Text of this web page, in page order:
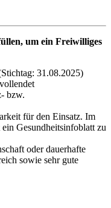
um ein Freiwilliges
31.08.2025)
bzw.
für den Einsatz. Im
Gesundheitsinfoblatt zu
oder dauerhafte
sowie sehr gute